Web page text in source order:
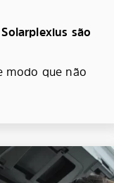
são
modo que não